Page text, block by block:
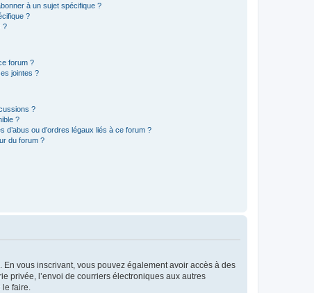
à un sujet spécifique ?
?
?
forum ?
jointes ?
?
?
ou d’ordres légaux liés à ce forum ?
du forum ?
vous inscrivant, vous pouvez également avoir accès à des
privée, l’envoi de courriers électroniques aux autres
faire.